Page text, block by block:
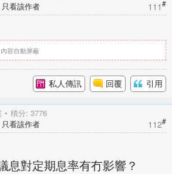
111#
只看該作者
容自動屏蔽
私人傳訊 回覆 引用
積分: 3776
112#
只看該作者
息對定期息率有冇影響？